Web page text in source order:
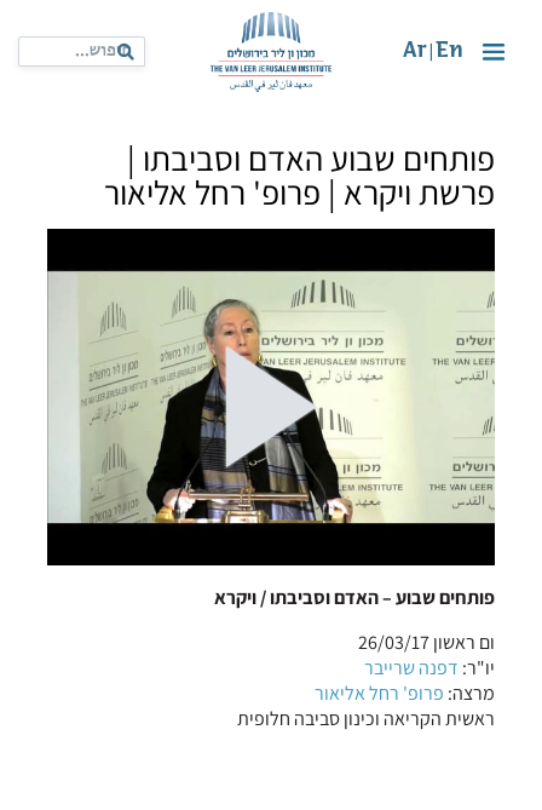
En
Ar
פותחים שבוע האדם וסביבתו |
פרשת ויקרא | פרופ' רחל אליאור
פותחים שבוע – האדם וסביבתו / ויקרא
ום ראשון 26/03/17
יו"ר: דפנה שרייבר
מרצה: פרופ' רחל אליאור
ראשית הקריאה וכינון סביבה חלופית